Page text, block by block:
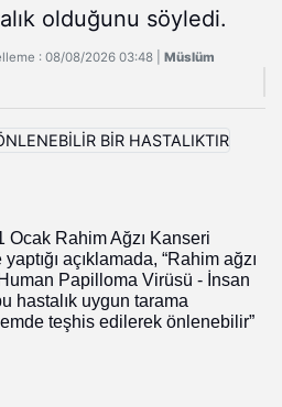
olduğunu söyledi.
: 08/08/2026 03:48 | Müslüm
Ocak Rahim Ağzı Kanseri
açıklamada, “Rahim ağzı
Papilloma Virüsü - İnsan
hastalık uygun tarama
teşhis edilerek önlenebilir”